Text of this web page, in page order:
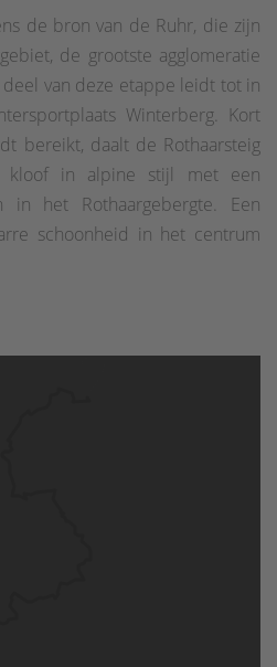
de bron van de Ruhr, die zijn
de grootste agglomeratie
van deze etappe leidt tot in
Winterberg. Kort
bereikt, daalt de Rothaarsteig
in alpine stijl met een
in het Rothaargebergte. Een
schoonheid in het centrum